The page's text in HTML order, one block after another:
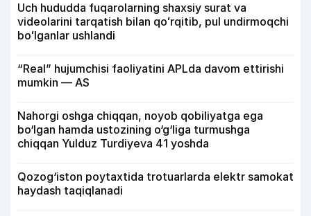
Uch hududda fuqarolarning shaxsiy surat va
videolarini tarqatish bilan qoʻrqitib, pul undirmoqchi
boʻlganlar ushlandi
“Real” hujumchisi faoliyatini APLda davom ettirishi
mumkin — AS
Nahorgi oshga chiqqan, noyob qobiliyatga ega
bo‘lgan hamda ustozining o‘g‘liga turmushga
chiqqan Yulduz Turdiyeva 41 yoshda
Qozog‘iston poytaxtida trotuarlarda elektr samokat
haydash taqiqlanadi